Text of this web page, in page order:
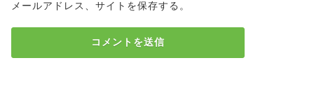
メールアドレス、サイトを保存する。